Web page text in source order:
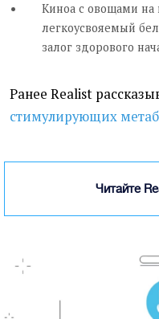
Киноа с овощами
легкоусвояемый
залог здорового
Ранее Realist
стимулирующих
Читайте